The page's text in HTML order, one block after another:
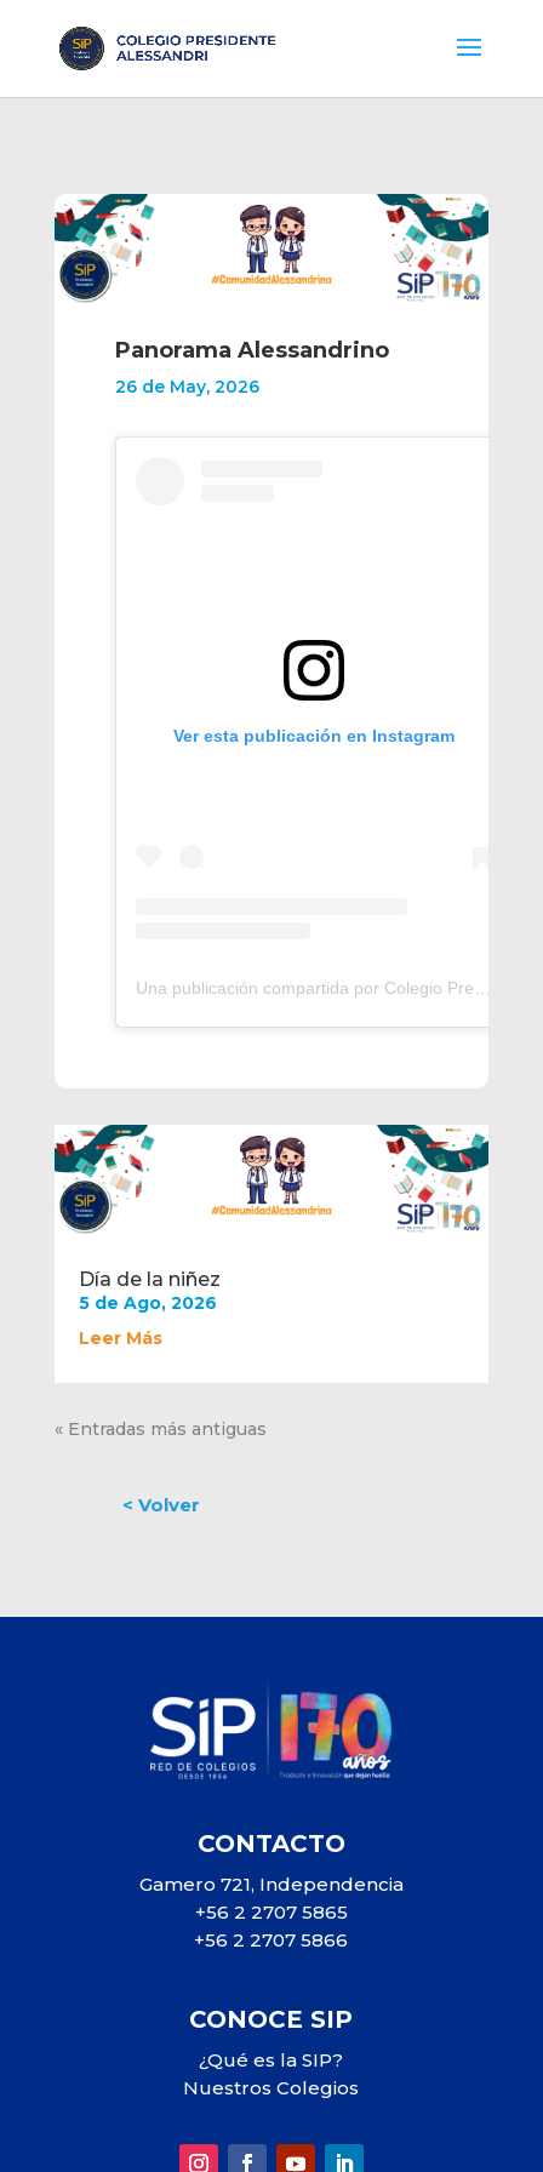
Día de la niñez
5 de Ago, 2026
Leer Más
« Entradas más antiguas
Panorama Alessandrino
26 de May, 2026
Ver esta publicación en Instagram
Una publicación compartida por Colegio Presidente Alessandri (@cpalessandri)
CONTACTO
Gamero 721, Independencia
+56 2 2707 5865
+56 2 2707 5866
CONOCE SIP
¿Qué es la SIP?
Nuestros Colegios